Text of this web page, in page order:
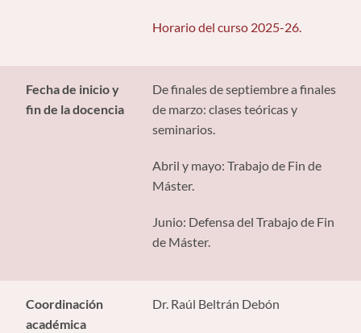
Horario del curso 2025-26.
Fecha de inicio y
fin de la docencia
De finales de septiembre a finales
de marzo: clases teóricas y
seminarios.
Abril y mayo: Trabajo de Fin de
Máster.
Junio: Defensa del Trabajo de Fin
de Máster.
Coordinación
académica
Dr. Raúl Beltrán Debón